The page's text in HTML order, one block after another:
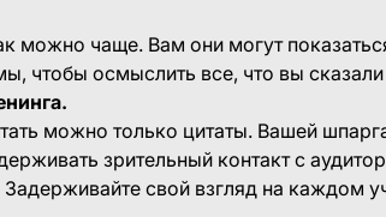
можно чаще. Вам они могут
чтобы осмыслить все, что вы сказали
можно только цитаты. Вашей
зрительный контакт с
свой взгляд на каждом